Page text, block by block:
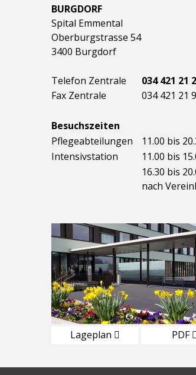
BURGDORF
Spital Emmental
Oberburgstrasse 54
3400 Burgdorf
Telefon Zentrale
034 421 21
Fax Zentrale
034 421 21
Besuchszeiten
Pflegeabteilungen
11.00 bis
Intensivstation
11.00 bis
16.30 bis
nach
Lageplan PDF